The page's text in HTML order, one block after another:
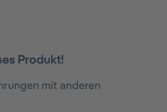
von 0 von 5 Sternen
Produkt!
mit anderen